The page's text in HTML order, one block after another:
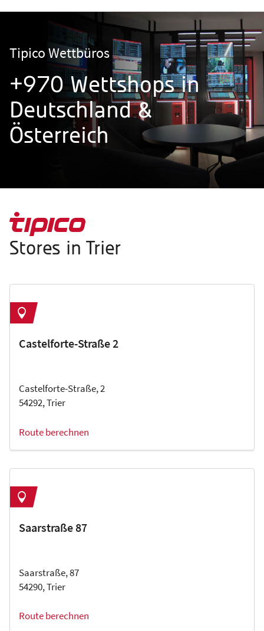
Tipico Wettbüros
+970 Wettshops in
Deutschland &
Österreich
Stores in Trier
Castelforte-Straße 2
Castelforte-Straße, 2
54292, Trier
Route berechnen
Saarstraße 87
Saarstraße, 87
54290, Trier
Route berechnen